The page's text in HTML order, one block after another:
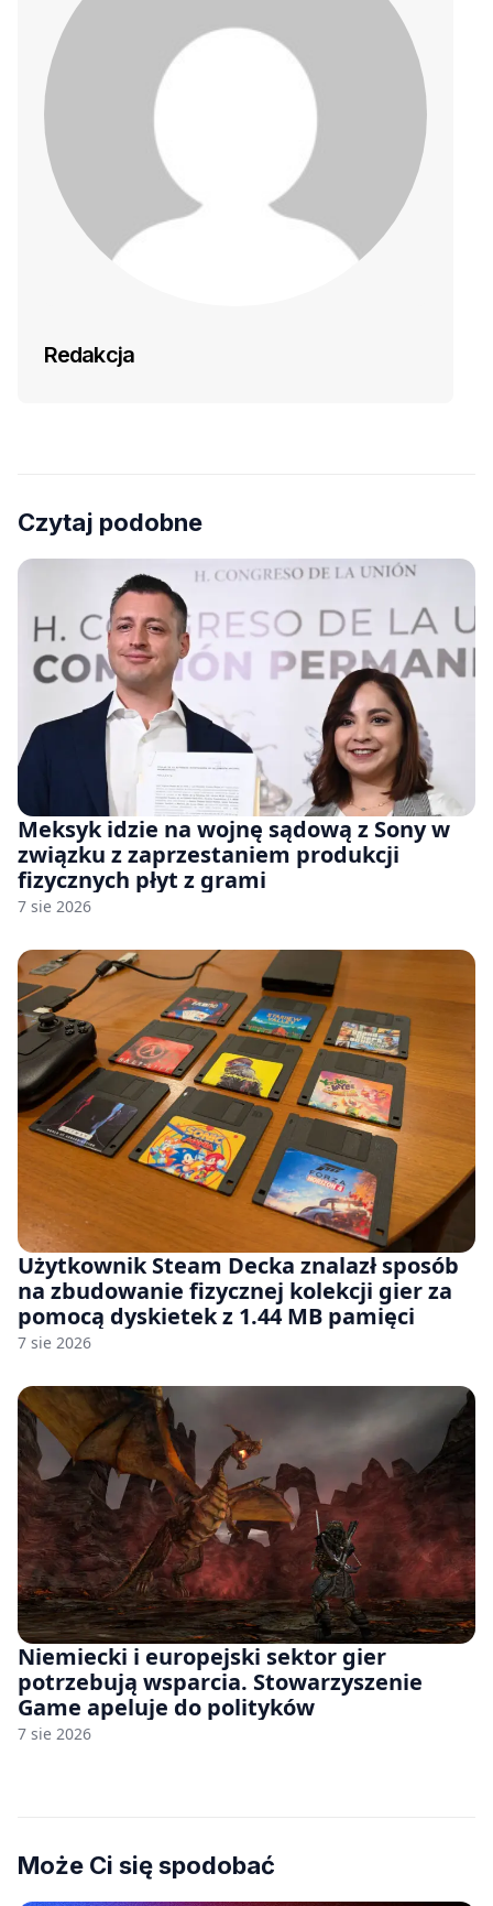
Redakcja
Czytaj podobne
Meksyk idzie na wojnę sądową z Sony w
związku z zaprzestaniem produkcji
fizycznych płyt z grami
7 sie 2026
Użytkownik Steam Decka znalazł sposób
na zbudowanie fizycznej kolekcji gier za
pomocą dyskietek z 1.44 MB pamięci
7 sie 2026
Niemiecki i europejski sektor gier
potrzebują wsparcia. Stowarzyszenie
Game apeluje do polityków
7 sie 2026
Może Ci się spodobać